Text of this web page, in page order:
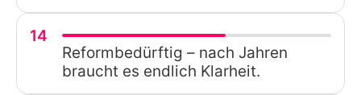
14
Reformbedürftig – nach Jahren
braucht es endlich Klarheit.